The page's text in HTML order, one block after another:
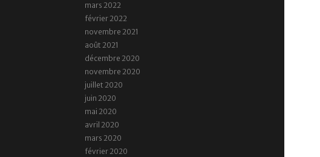
mars 2022
février 2022
novembre 2021
août 2021
décembre 2020
novembre 2020
juillet 2020
juin 2020
mai 2020
avril 2020
mars 2020
février 2020